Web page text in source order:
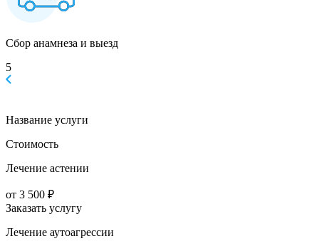
Сбор анамнеза и выезд
5
Название услуги
Стоимость
Лечение астении
от 3 500 ₽
Заказать услугу
Лечение аутоагрессии